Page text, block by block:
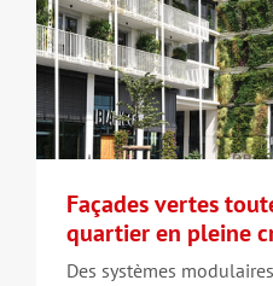
Façades vertes
quartier en pleine
Des systèmes